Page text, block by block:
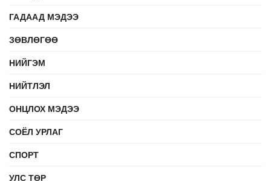
ГАДААД МЭДЭЭ
ЗӨВЛӨГӨӨ
НИЙГЭМ
НИЙТЛЭЛ
ОНЦЛОХ МЭДЭЭ
СОЁЛ УРЛАГ
СПОРТ
УЛС ТӨР